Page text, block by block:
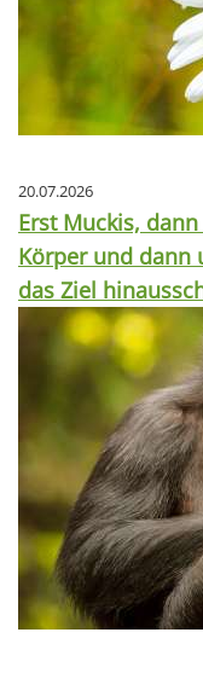
20.07.2026
Erst Muckis,
Körper und dann
das Ziel